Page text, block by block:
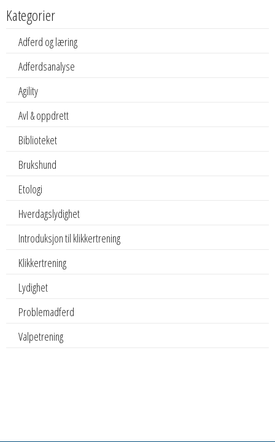
Kategorier
Adferd og læring
Adferdsanalyse
Agility
Avl & oppdrett
Biblioteket
Brukshund
Etologi
Hverdagslydighet
Introduksjon til klikkertrening
Klikkertrening
Lydighet
Problemadferd
Valpetrening